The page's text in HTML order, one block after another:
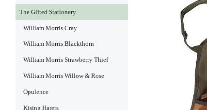
The Gifted Stationery
William Morris Cray
William Morris Blackthorn
William Morris Strawberry Thief
William Morris Willow & Rose
Opulence
Kising Harers